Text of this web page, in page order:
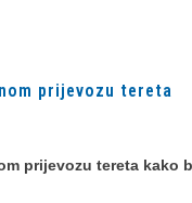
prijevozu tereta
prijevozu tereta